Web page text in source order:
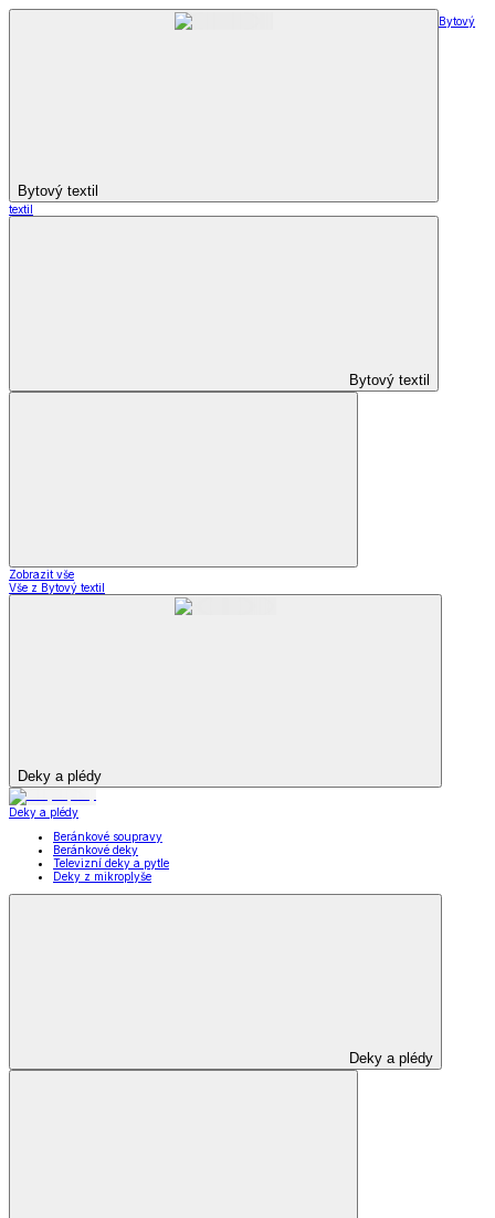
Bytový textil
Bytový
textil
Bytový textil
Zobrazit vše
Vše z Bytový textil
Deky a plédy
Deky a plédy
Beránkové soupravy
Beránkové deky
Televizní deky a pytle
Deky z mikroplyše
Deky a plédy